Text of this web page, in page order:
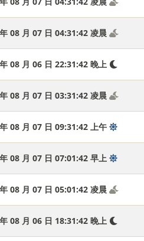
08 月 07 日 04:31:43 凌晨
08 月 06 日 22:31:43 晚上
08 月 07 日 03:31:43 凌晨
08 月 07 日 09:31:43 上午
08 月 07 日 07:01:43 早上
08 月 07 日 05:01:43 凌晨
08 月 06 日 18:31:43 晚上